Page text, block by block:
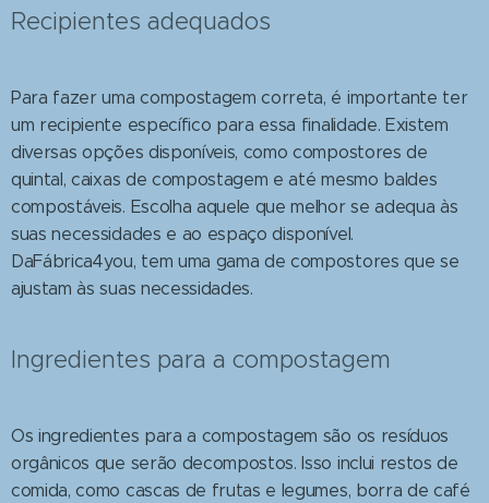
Recipientes adequados
Para fazer uma compostagem correta, é importante ter
um recipiente específico para essa finalidade. Existem
diversas opções disponíveis, como compostores de
quintal, caixas de compostagem e até mesmo baldes
compostáveis. Escolha aquele que melhor se adequa às
suas necessidades e ao espaço disponível.
DaFábrica4you, tem uma gama de compostores que se
ajustam às suas necessidades.
Ingredientes para a compostagem
Os ingredientes para a compostagem são os resíduos
orgânicos que serão decompostos. Isso inclui restos de
comida, como cascas de frutas e legumes, borra de café